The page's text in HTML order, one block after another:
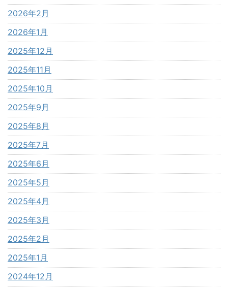
2026年2月
2026年1月
2025年12月
2025年11月
2025年10月
2025年9月
2025年8月
2025年7月
2025年6月
2025年5月
2025年4月
2025年3月
2025年2月
2025年1月
2024年12月